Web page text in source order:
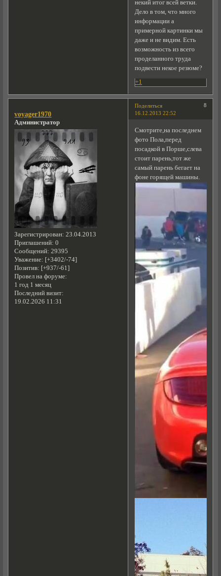
некий итог всей ветки.
Дело в том, что много
информации а
примерной картинки мы
даже и не видим. Есть
возможность из всего
проделанного труда
подвести некое резюме?
+1
Поделиться
8
16.12.2013 22:52
voyager1970
Администратор
Зарегистрирован: 23.04.2013
Приглашений: 0
Сообщений: 29395
Уважение: [+3402/-74]
Позитив: [+937/-61]
Провел на форуме:
1 год 1 месяц
Последний визит:
19.02.2026 11:31
Смотрите,на последнем
фото Пола,перед
посадкой в Порше,слева
стоит парень,тот же
самый парень бегает на
фоне горящей машины.